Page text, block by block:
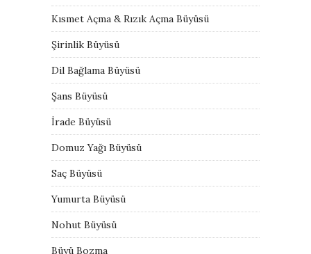
Kısmet Açma & Rızık Açma Büyüsü
Şirinlik Büyüsü
Dil Bağlama Büyüsü
Şans Büyüsü
İrade Büyüsü
Domuz Yağı Büyüsü
Saç Büyüsü
Yumurta Büyüsü
Nohut Büyüsü
Büyü Bozma